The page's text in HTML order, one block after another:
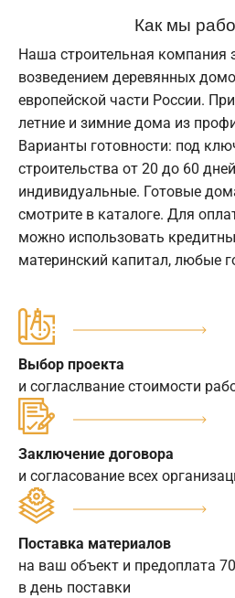
Как мы
Наша строительная компания
возведением деревянных
европейской части России.
летние и зимние дома из
Варианты готовности: под
строительства от 20 до 60
индивидуальные. Готовые
смотрите в каталоге. Для
можно использовать
материнский капитал, любые
Выбор проекта
и согласлвание стоимости
Заключение договора
и согласование всех
Поставка материалов
на ваш объект и предоплата
в день поставки